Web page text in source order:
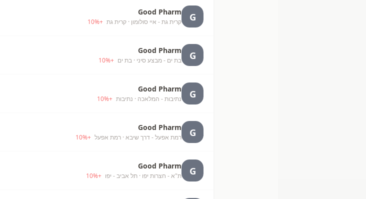
G
Good Pharm
קרית גת - איי סולומון · קרית גת +
10%
G
Good Pharm
בת ים - מבצע סיני · בת ים +
10%
G
Good Pharm
נתיבות - המלאכה · נתיבות +
10%
G
Good Pharm
רמת אפעל - דרך שיבא · רמת אפעל +
10%
G
Good Pharm
ת"א - חצרות יפו · תל אביב - יפו +
10%